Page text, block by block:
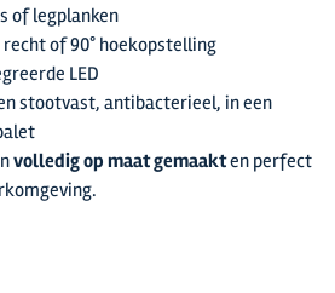
of legplanken
recht of 90° hoekopstelling
LED
stootvast, antibacterieel, in een
volledig op maat gemaakten perfect